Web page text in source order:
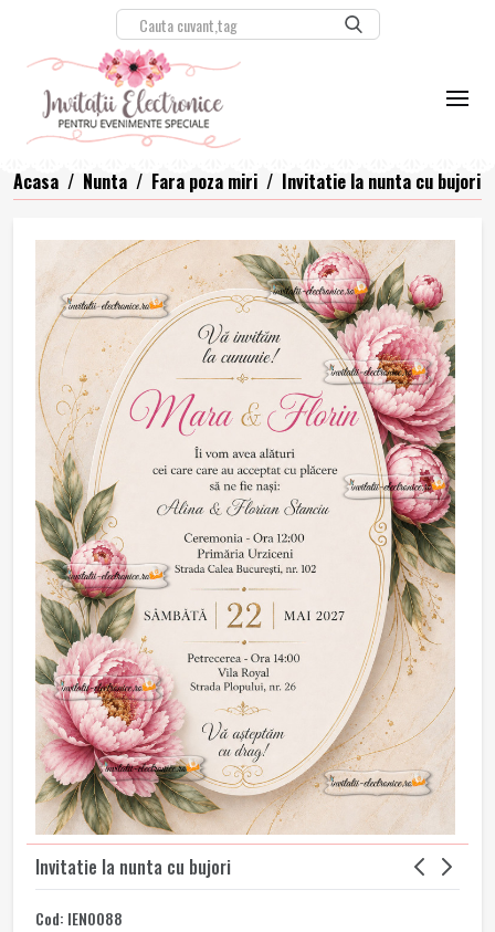
Acasa / Nunta / Fara poza miri / Invitatie la nunta cu bujori
Invitatie la nunta cu bujori
Cod: IEN0088